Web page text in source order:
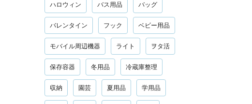
ハロウィン バス用品 バッグ
バレンタイン フック ベビー用品
モバイル周辺機器 ライト ヲタ活
保存容器 冬用品 冷蔵庫整理
収納 園芸 夏用品 学用品